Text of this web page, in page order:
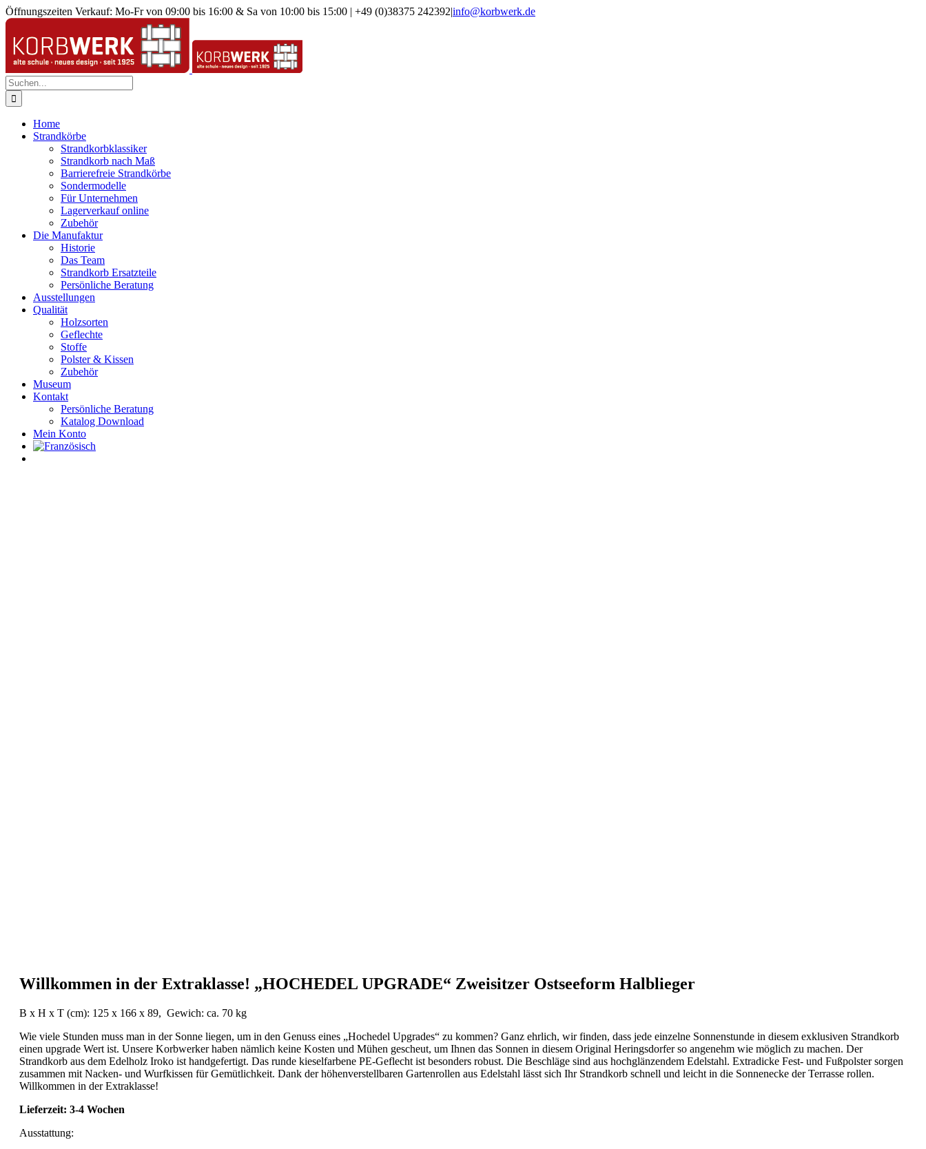
Zum
Inhalt
springen
Öffnungszeiten Verkauf: Mo-Fr von 09:00 bis 16:00 & Sa von 10:00 bis 15:00 | +49 (0)38375 242392|info@korbwerk.de
Suche
nach:
Home
Strandkörbe
Strandkorbklassiker
Strandkorb nach Maß
Barrierefreie Strandkörbe
Sondermodelle
Für Unternehmen
Lagerverkauf online
Zubehör
Die Manufaktur
Historie
Das Team
Strandkorb Ersatzteile
Persönliche Beratung
Ausstellungen
Qualität
Holzsorten
Geflechte
Stoffe
Polster & Kissen
Zubehör
Museum
Kontakt
Persönliche Beratung
Katalog Download
Mein Konto
Willkommen in der Extraklasse! „HOCHEDEL UPGRADE“ Zweisitzer Ostseeform Halblieger
B x H x T (cm): 125 x 166 x 89, Gewich: ca. 70 kg
Wie viele Stunden muss man in der Sonne liegen, um in den Genuss eines „Hochedel Upgrades“ zu kommen? Ganz ehrlich, wir finden, dass jede einzelne Sonnenstunde in diesem exklusiven Strandkorb
einen upgrade Wert ist. Unsere Korbwerker haben nämlich keine Kosten und Mühen gescheut, um Ihnen das Sonnen in diesem Original Heringsdorfer so angenehm wie möglich zu machen. Der
Strandkorb aus dem Edelholz Iroko ist handgefertigt. Das runde kieselfarbene PE-Geflecht ist besonders robust. Die Beschläge sind aus hochglänzendem Edelstahl. Extradicke Fest- und Fußpolster sorgen
zusammen mit Nacken- und Wurfkissen für Gemütlichkeit. Dank der höhenverstellbaren Gartenrollen aus Edelstahl lässt sich Ihr Strandkorb schnell und leicht in die Sonnenecke der Terrasse rollen.
Willkommen in der Extraklasse!
Lieferzeit: 3-4 Wochen
Ausstattung: